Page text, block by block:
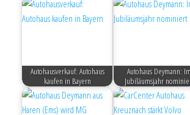
Autohausverkauf: Autohaus
kaufen in Bayern
Autohaus Deymann: Im
Jubiläumsjahr